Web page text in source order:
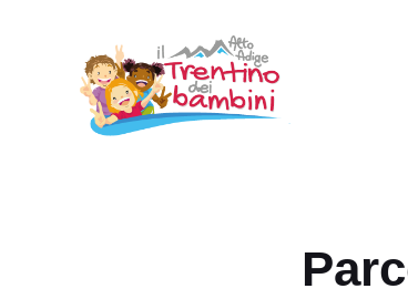
contenuto